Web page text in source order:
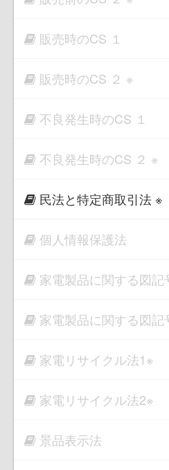
販売時のCS １
販売時のCS ２ ※
不良発生時のCS １
不良発生時のCS ２ ※
民法と特定商取引法 ※
個人情報保護法
家電製品に関する図記
家電製品に関する図記
家電リサイクル法1※
家電リサイクル法2※
景品表示法